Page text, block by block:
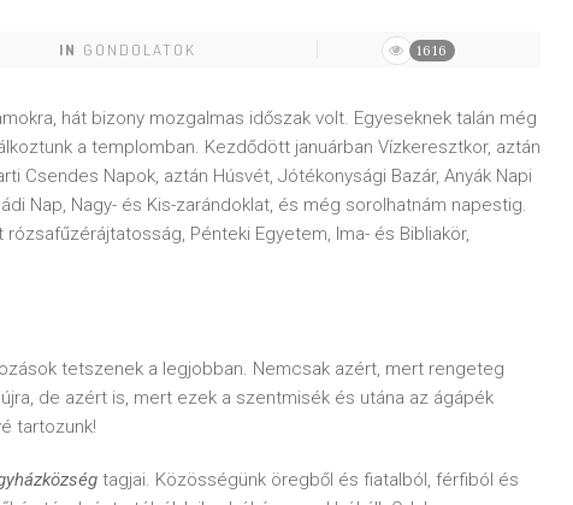
IN GONDOLATOK 1616
hát bizony mozgalmas időszak volt. Egyeseknek talán még
a templomban. Kezdődött januárban Vízkeresztkor, aztán
Csendes Napok, aztán Húsvét, Jótékonysági Bazár, Anyák Napi
Nap, Nagy- és Kis-zarándoklat, és még sorolhatnám napestig.
Pénteki Egyetem, Ima- és Bibliakör,
tetszenek a legjobban. Nemcsak azért, mert rengeteg
de azért is, mert ezek a szentmisék és utána az ágápék
tartozunk!
tagjai. Közösségünk öregből és fiatalból, férfiból és